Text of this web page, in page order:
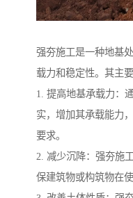
强夯施工是一种地基
载力和稳定性。其主要
1. 提高地基承载力：
实，增加其承载能力
要求。
2. 减少沉降：强夯施
保建筑物或构筑物在